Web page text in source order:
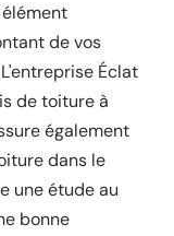
de vos
Éclat
de toiture à
également
dans le
une étude au
bonne